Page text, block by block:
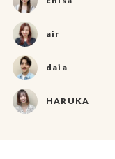
air
daia
HARUKA